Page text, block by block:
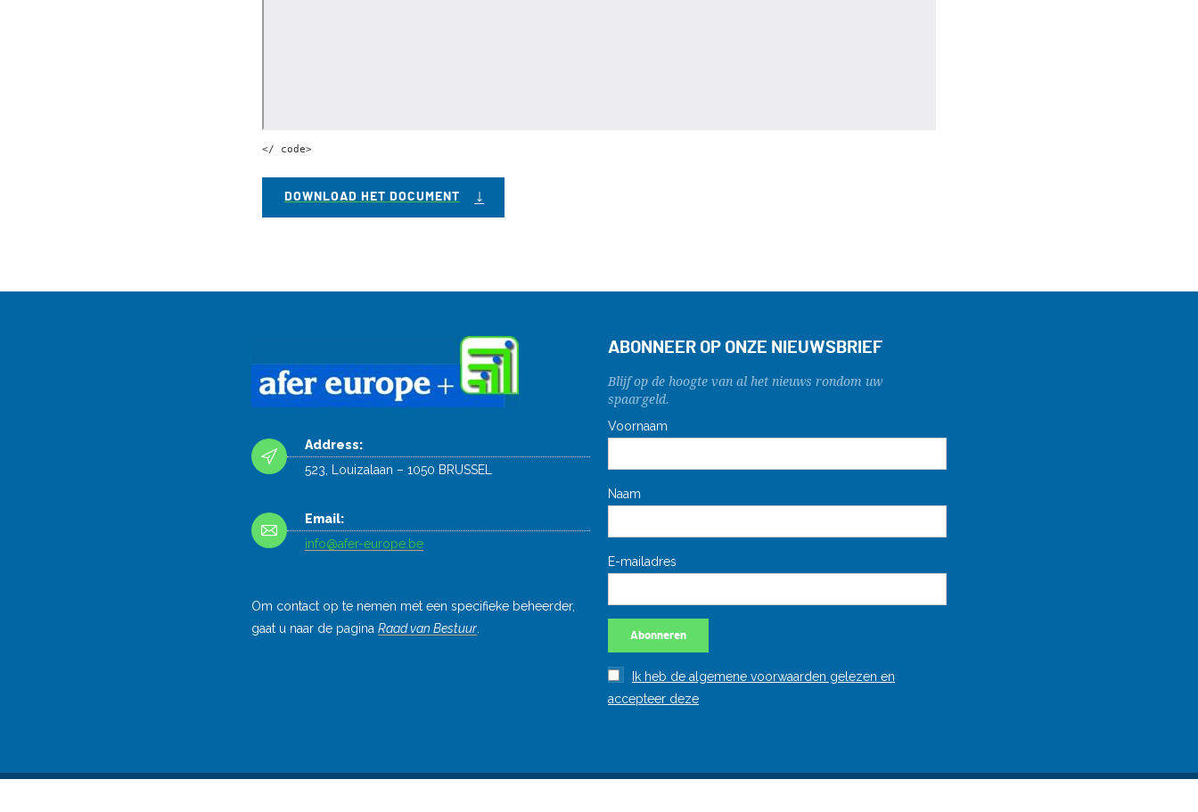
</ code>
DOWNLOAD HET DOCUMENT
Address:
523, Louizalaan – 1050 BRUSSEL
Email:
info@afer-europe.be
Om contact op te nemen met een specifieke beheerder,
gaat u naar de pagina Raad van Bestuur
ABONNEER OP ONZE NIEUWSBRIEF
Blijf op de hoogte van al het nieuws rondom uw
spaargeld.